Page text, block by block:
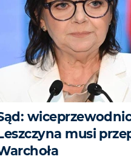
musi